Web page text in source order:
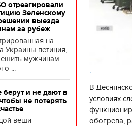
отреагировали
Зеленскому
выезда
за рубеж
на
Украины петиция,
мужчинам
...
берут и не дают в
не потерять
вещи
.
В
условиях
обогрева,